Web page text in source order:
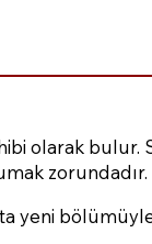
olarak bulur.
zorundadır.
yeni